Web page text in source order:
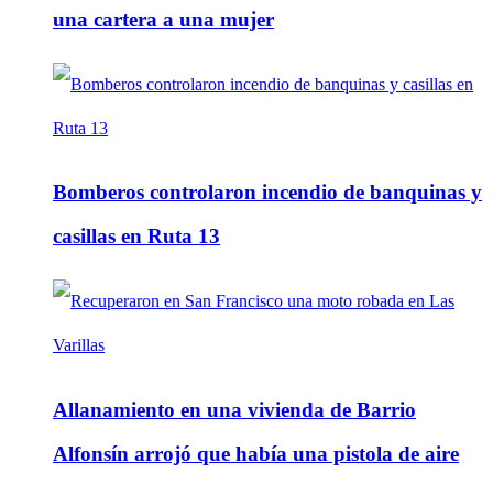
una cartera a una mujer
Bomberos controlaron incendio de banquinas y
casillas en Ruta 13
Allanamiento en una vivienda de Barrio
Alfonsín arrojó que había una pistola de aire